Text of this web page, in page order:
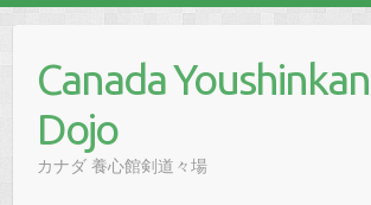
contentCanada
Dojo
カナダ 養心館剣道々場